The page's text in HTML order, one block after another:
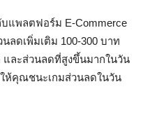
แพลตฟอร์ม E-Commerce
ลดเพิ่มเติม 100-300 บาท
ละส่วนลดที่สูงขึ้นมากในวัน
ห้คุณชนะเกมส่วนลดในวัน